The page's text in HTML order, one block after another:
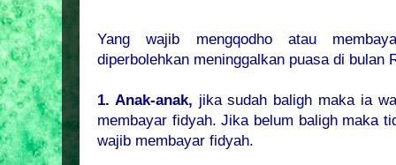
Yang wajib mengqodho atau
diperbolehkan meninggalkan puasa di bulan
1. Anak-anak, jika sudah baligh maka ia
membayar fidyah. Jika belum baligh maka
wajib membayar fidyah.